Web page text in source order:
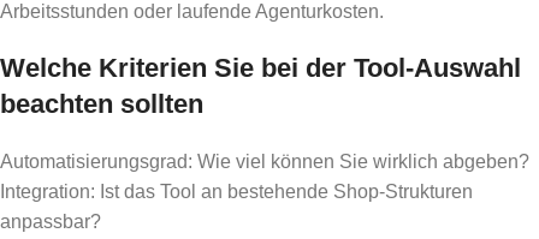
Arbeitsstunden oder laufende Agenturkosten.
Welche Kriterien Sie bei der Tool-Auswahl
beachten sollten
Automatisierungsgrad: Wie viel können Sie wirklich abgeben?
Integration: Ist das Tool an bestehende Shop-Strukturen
anpassbar?